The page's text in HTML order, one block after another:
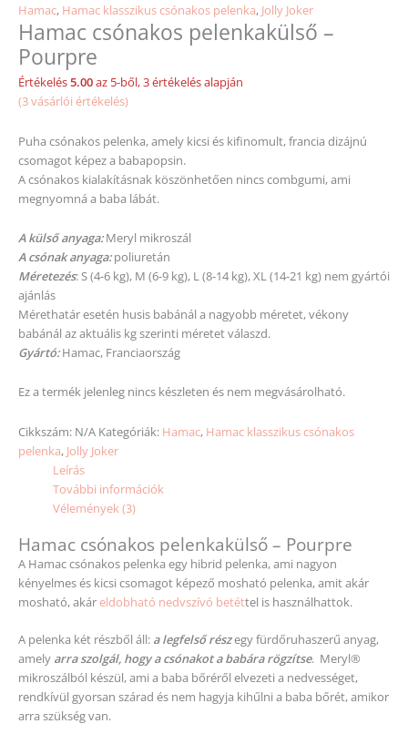
Hamac, Hamac klasszikus csónakos pelenka, Jolly Joker
Hamac csónakos pelenkakülső –
Pourpre
Értékelés5.00az 5-ből,3értékelés alapján
(3vásárlói értékelés)
Puha csónakos pelenka, amely kicsi és kifinomult, francia dizájnú
csomagot képez a babapopsin.
A csónakos kialakításnak köszönhetően nincs combgumi, ami
megnyomná a baba lábát.
A külső anyaga:Meryl mikroszál
A csónak anyaga:poliuretán
Méretezés: S (4-6 kg), M (6-9 kg), L (8-14 kg), XL (14-21 kg) nem gyártói
ajánlás
Mérethatár esetén husis babánál a nagyobb méretet, vékony
babánál az aktuális kgszerinti méretetválaszd.
Gyártó:Hamac, Franciaország
Ez a termék jelenleg nincs készleten és nem megvásárolható.
Cikkszám: N/A Kategóriák: Hamac, Hamac klasszikus csónakos
pelenka, Jolly Joker
Leírás
További információk
Vélemények (3)
Hamac csónakos pelenkakülső – Pourpre
A Hamac csónakos pelenka egy hibrid pelenka, ami nagyon
kényelmes és kicsi csomagot képező mosható pelenka, amit akár
mosható, akáreldobható nedvszívó betéttel is használhattok.
A pelenka két részből áll: a legfelső részegy fürdőruhaszerű anyag,
amely arra szolgál, hogy a csónakot a babára rögzítse. Meryl®
mikroszálból készül, ami a baba bőréről elvezeti a nedvességet,
rendkívül gyorsan szárad és nem hagyja kihűlni a baba bőrét, amikor
arra szükség van.